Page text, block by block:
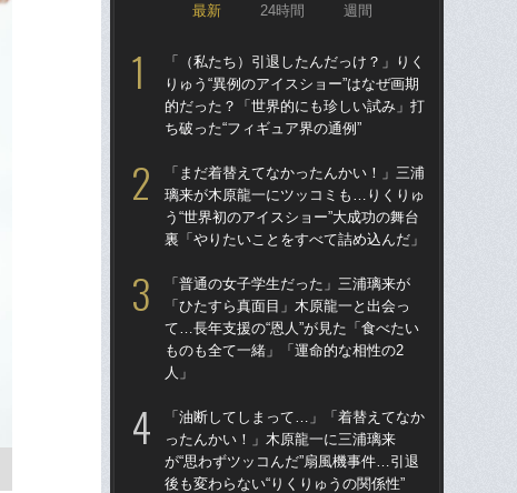
最新 24時間 週間
「（私たち）引退したんだっけ？」りく
りゅう“異例のアイスショー”はなぜ画期
的だった？「世界的にも珍しい試み」打
ち破った“フィギュア界の通例”
「まだ着替えてなかったんかい！」三浦
璃来が木原龍一にツッコミも…りくりゅ
う“世界初のアイスショー”大成功の舞台
裏「やりたいことをすべて詰め込んだ」
「普通の女子学生だった」三浦璃来が
「ひたすら真面目」木原龍一と出会っ
て…長年支援の“恩人”が見た「食べたい
ものも全て一緒」「運命的な相性の2
人」
「油断してしまって…」「着替えてなか
ったんかい！」木原龍一に三浦璃来
が“思わずツッコんだ”扇風機事件…引退
後も変わらない“りくりゅうの関係性”